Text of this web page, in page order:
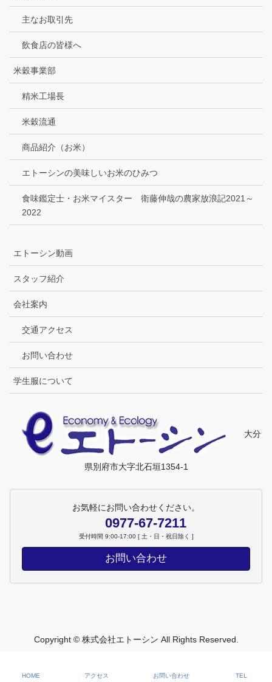
主なお取引先
飲食店の皆様へ
米穀事業部
精米工場長
米穀流通
商品紹介（お米）
エトーシンの美味しいお米のひみつ
食味鑑定士・お米マイスター 衛藤伸哉の農家放浪記2021～
2022
エトーシン動画
スタッフ紹介
会社案内
交通アクセス
お問い合わせ
学生服について
大分
県別府市大字北石垣1354-1
お気軽にお問い合わせください。
0977-67-7211
受付時間 9:00-17:00 [ 土・日・祝日除く ]
お問い合わせ
Copyright © 株式会社エトーシン All Rights Reserved.
HOME アクセス お問い合わせ TEL